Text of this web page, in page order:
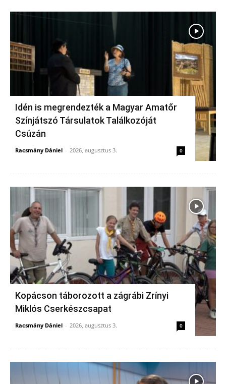
Idén is megrendezték a Magyar Amatőr
Színjátszó Társulatok Találkozóját
Csúzán
Racsmány Dániel - 2026, augusztus 3. 0
Kopácson táborozott a zágrábi Zrínyi
Miklós Cserkészcsapat
Racsmány Dániel - 2026, augusztus 3. 0